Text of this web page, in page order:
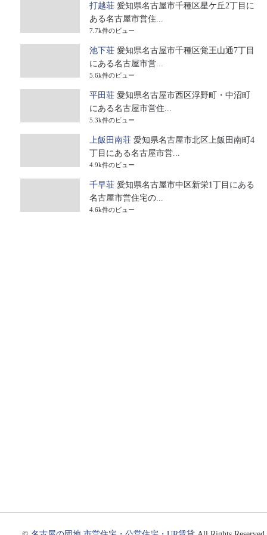
打越荘 愛知県名古屋市千種区星ケ丘2丁目に
ある名古屋市営住...
7.7k件のビュー
池下荘 愛知県名古屋市千種区覚王山通7丁目
にある名古屋市営...
5.6k件のビュー
平田荘 愛知県名古屋市西区浮野町・中沼町
にある名古屋市営住...
5.3k件のビュー
上飯田南荘 愛知県名古屋市北区上飯田南町4
丁目にある名古屋市営...
4.9k件のビュー
千早荘 愛知県名古屋市中区新栄1丁目にある
名古屋市営住宅の...
4.6k件のビュー